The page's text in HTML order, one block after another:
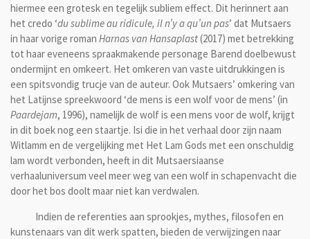
hiermee een grotesk en tegelijk subliem effect. Dit herinnert aan
het credo ‘du sublime au ridicule, il n’y a qu’un pas’ dat Mutsaers
in haar vorige roman Harnas van Hansaplast(2017) met betrekking
tot haar eveneens spraakmakende personage Barend doelbewust
ondermijnt en omkeert. Het omkeren van vaste uitdrukkingen is
een spitsvondig trucje van de auteur. Ook Mutsaers’ omkering van
het Latijnse spreekwoord ‘de mens is een wolf voor de mens’ (in
Paardejam, 1996), namelijk de wolf is een mens voor de wolf, krijgt
in dit boek nog een staartje. Isi die in het verhaal door zijn naam
Witlamm en de vergelijking met Het Lam Gods met een onschuldig
lam wordt verbonden, heeft in dit Mutsaersiaanse
verhaaluniversum veel meer weg van een wolf in schapenvacht die
door het bos doolt maar niet kan verdwalen.
Indien de referenties aan sprookjes, mythes, filosofen en
kunstenaars van dit werk spatten, bieden de verwijzingen naar